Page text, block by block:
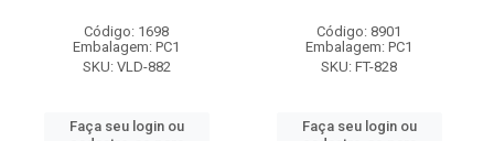
Código: 1698
Embalagem: PC1
SKU: VLD-882
Faça seu login ou
Código: 8901
Embalagem: PC1
SKU: FT-828
Faça seu login ou